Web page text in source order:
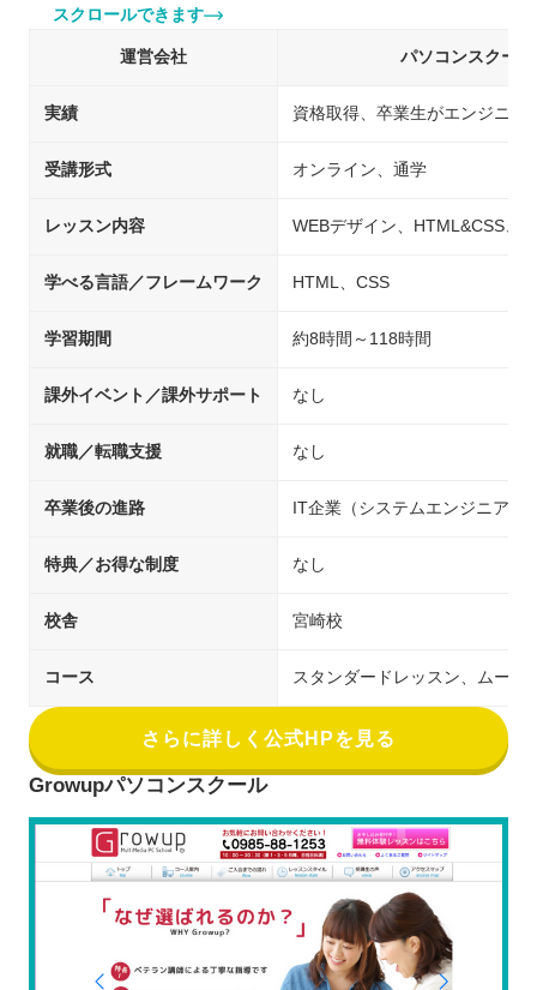
スクロールできます
運営会社 パソコンスクー
実績 資格取得、卒業生がエンジニア
受講形式 オンライン、通学
レッスン内容 WEBデザイン、HTML&CSS、
学べる言語／フレームワーク HTML、CSS
学習期間 約8時間～118時間
課外イベント／課外サポート なし
就職／転職支援 なし
卒業後の進路 IT企業（システムエンジニア／
特典／お得な制度 なし
校舎 宮崎校
コース スタンダードレッスン、ムービ
さらに詳しく公式HPを見る
Growupパソコンスクール